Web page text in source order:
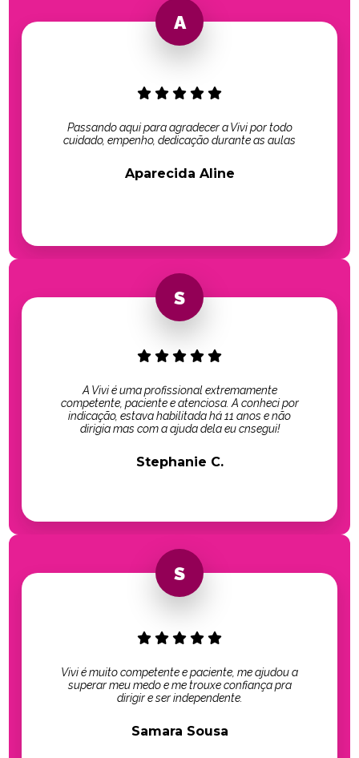
Passando aqui para agradecer a Vivi por todo
cuidado, empenho, dedicação durante as aulas
Aparecida Aline
A Vivi é uma profissional extremamente
competente, paciente e atenciosa. A conheci por
indicação, estava habilitada há 11 anos e não
dirigia mas com a ajuda dela eu cnsegui!
Stephanie C.
Vivi é muito competente e paciente, me ajudou a
superar meu medo e me trouxe confiança pra
dirigir e ser independente.
Samara Sousa